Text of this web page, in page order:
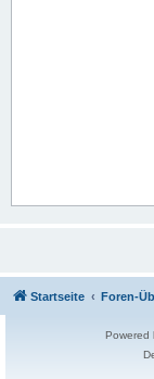
Startseite Foren-
Powered